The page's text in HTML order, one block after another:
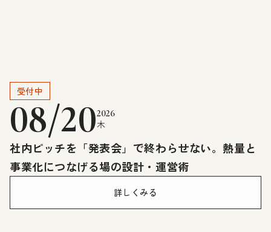
社内ピッチを「発表会」で終わらせない。熱量と
事業化につなげる場の設計・運営術
08/202026
木
受付中
詳しくみる